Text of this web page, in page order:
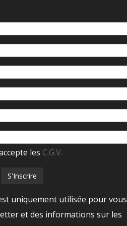
les C.G.V.
uniquement utilisée pour vous
et des informations sur les